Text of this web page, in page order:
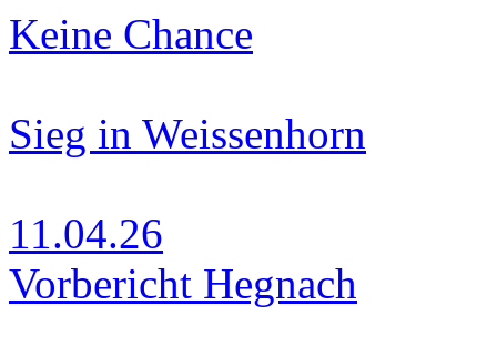
Keine Chance
Sieg in Weissenhorn
11.04.26
Vorbericht Hegnach